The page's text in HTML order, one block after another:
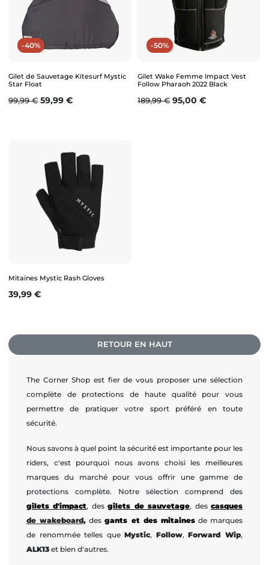
-40%
Gilet de Sauvetage Kitesurf Mystic
Star Float
Prix de base
99,99 € Prix
59,99 €
-50%
Gilet Wake Femme Impact Vest
Follow Pharaoh 2022 Black
Prix de base
189,99 € Prix
95,00 €
Mitaines Mystic Rash Gloves
Prix
39,99 €
RETOUR EN HAUT
The Corner Shop est fier de vous proposer une sélection
complète de protections de haute qualité pour vous
permettre de pratiquer votre sport préféré en toute
sécurité.
Nous savons à quel point la sécurité est importante pour les
riders, c'est pourquoi nous avons choisi les meilleures
marques du marché pour vous offrir une gamme de
protections complète. Notre sélection comprend des
gilets d'impact, desgilets de sauvetage, descasques
de wakeboard, desgants et des mitainesde marques
de renommée telles queMystic, Follow,Forward Wip,
ALK13 et bien d'autres.